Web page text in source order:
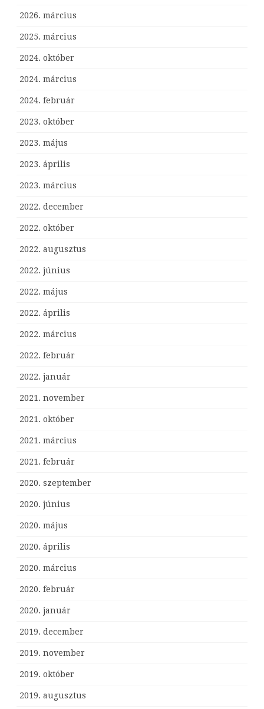
2026. március
2025. március
2024. október
2024. március
2024. február
2023. október
2023. május
2023. április
2023. március
2022. december
2022. október
2022. augusztus
2022. június
2022. május
2022. április
2022. március
2022. február
2022. január
2021. november
2021. október
2021. március
2021. február
2020. szeptember
2020. június
2020. május
2020. április
2020. március
2020. február
2020. január
2019. december
2019. november
2019. október
2019. augusztus